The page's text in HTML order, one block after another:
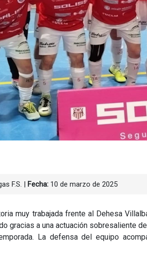
F.S. Fecha: 10 de marzo de 2025
muy trabajada frente al Dehesa
gracias a una actuación sobresaliente
La defensa del equipo